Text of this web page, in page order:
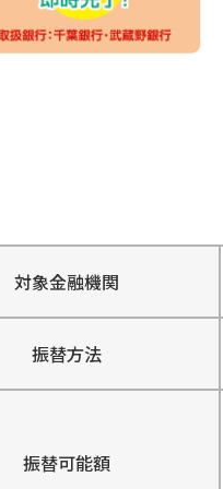
対象金融機関
振替方法
振替可能額